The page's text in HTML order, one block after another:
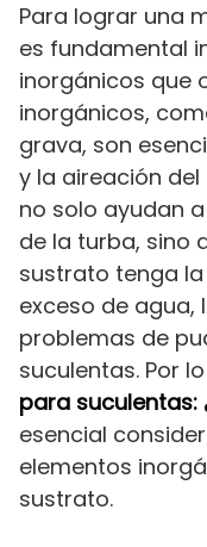
Para lograr una
es fundamental
inorgánicos que
inorgánicos,
grava, son
y la aireación
no solo ayudan
de la turba, sino
sustrato tenga
exceso de agua,
problemas de
suculentas. Por
para suculentas:
esencial
elementos
sustrato.